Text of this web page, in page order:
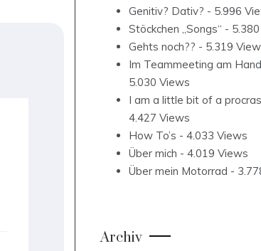
Genitiv? Dativ? - 5.996
Stöckchen „Songs“ -
Gehts noch?? - 5.319
Im Teammeeting am
5.030 Views
I am a little bit of a
4.427 Views
How To’s - 4.033 Views
Über mich - 4.019 Views
Über mein Motorrad -
Archiv